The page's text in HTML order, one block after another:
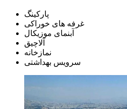
پارکینگ
غرفه های خوراکی
آبنمای موزیکال
آلاچیق
نمازخانه
سرویس بهداشتی